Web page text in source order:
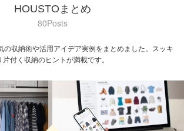
HOUSTOまとめ
80Posts
の収納術や活用アイデア実例をまとめました。スッキ
片付く収納のヒントが満載です。